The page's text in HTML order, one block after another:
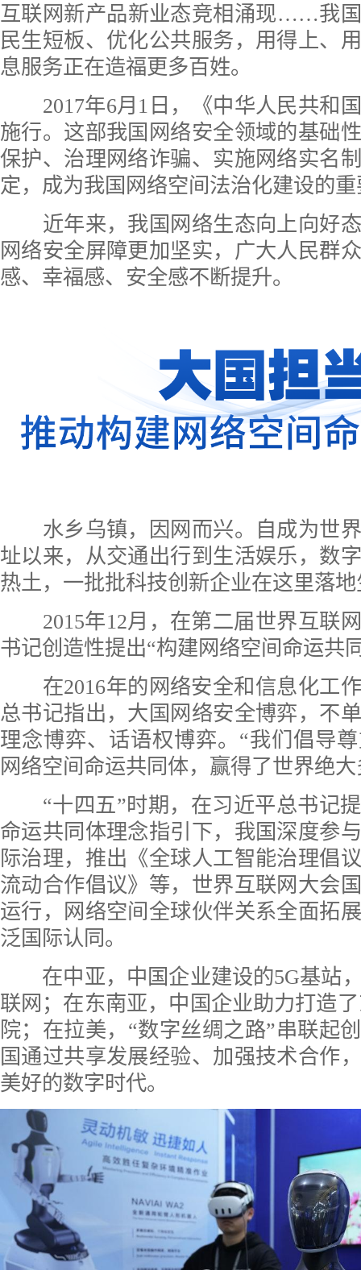
互联网新产品新业态竞相涌现……我
民生短板、优化公共服务，用得上、
息服务正在造福更多百姓。
2017年6月1日，《中华人民共和
施行。这部我国网络安全领域的基础
保护、治理网络诈骗、实施网络实名
定，成为我国网络空间法治化建设的
近年来，我国网络生态向上向好态
网络安全屏障更加坚实，广大人民群
感、幸福感、安全感不断提升。
水乡乌镇，因网而兴。自成为世界
址以来，从交通出行到生活娱乐，数
热土，一批批科技创新企业在这里落
2015年12月，在第二届世界互联
书记创造性提出“构建网络空间命运共
在2016年的网络安全和信息化工
总书记指出，大国网络安全博弈，不
理念博弈、话语权博弈。“我们倡导
网络空间命运共同体，赢得了世界绝
“十四五”时期，在习近平总书记提
命运共同体理念指引下，我国深度参
际治理，推出《全球人工智能治理倡
流动合作倡议》等，世界互联网大会
运行，网络空间全球伙伴关系全面拓
泛国际认同。
在中亚，中国企业建设的5G基站
联网；在东南亚，中国企业助力打造
院；在拉美，“数字丝绸之路”串联
国通过共享发展经验、加强技术合作
美好的数字时代。